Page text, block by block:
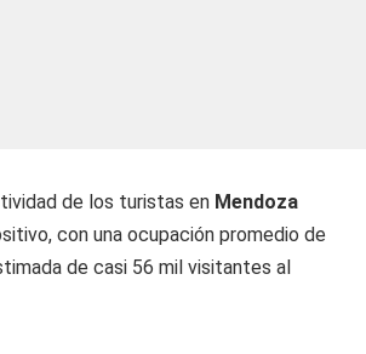
de los turistas en Mendoza
con una ocupación promedio de
de casi 56 mil visitantes al